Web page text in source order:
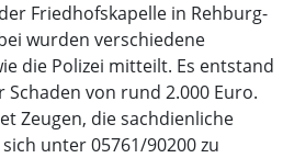
Friedhofskapelle in Rehburg-
wurden verschiedene
die Polizei mitteilt. Es entstand
von rund 2.000 Euro.
Zeugen, die sachdienliche
unter 05761/90200 zu